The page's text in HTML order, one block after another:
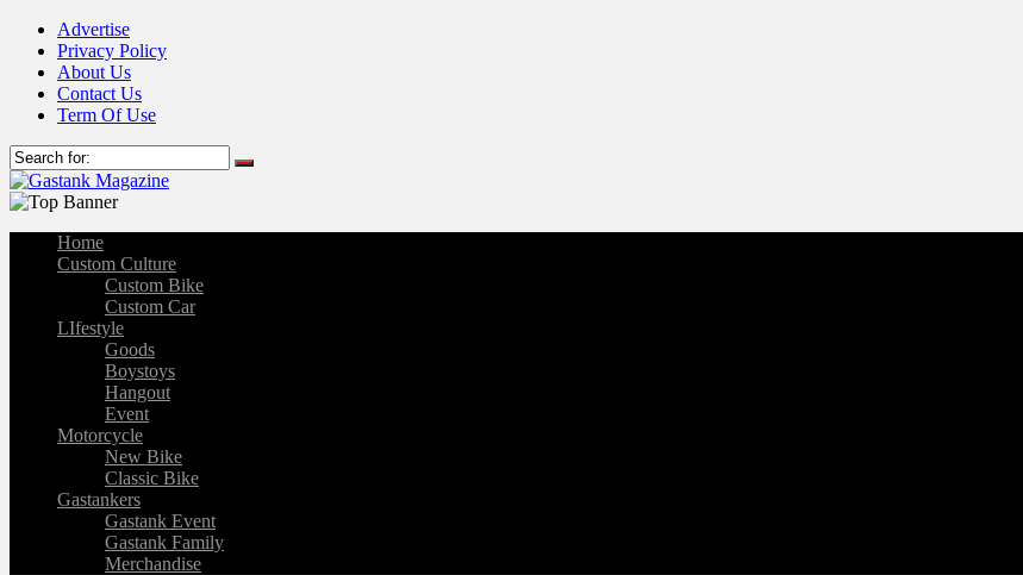
Advertise
Privacy Policy
About Us
Contact Us
Term Of Use
Home
Custom Culture
Custom Bike
Custom Car
LIfestyle
Goods
Boystoys
Hangout
Event
Motorcycle
New Bike
Classic Bike
Gastankers
Gastank Event
Gastank Family
Merchandise